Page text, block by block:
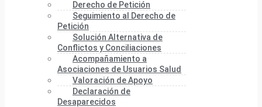
Derecho de Petición
Seguimiento al Derecho de
Petición
Solución Alternativa de
Conflictos y Conciliaciones
Acompañamiento a
Asociaciones de Usuarios Salud
Valoración de Apoyo
Declaración de
Desaparecidos